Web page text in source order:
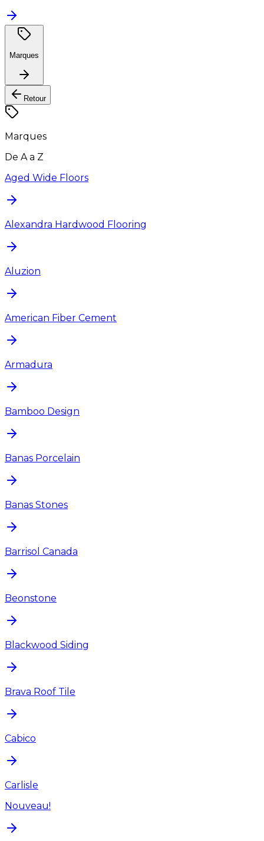
Marques
Retour
Marques
De A a Z
Aged Wide Floors
Alexandra Hardwood Flooring
Aluzion
American Fiber Cement
Armadura
Bamboo Design
Banas Porcelain
Banas Stones
Barrisol Canada
Beonstone
Blackwood Siding
Brava Roof Tile
Cabico
Carlisle
Nouveau!